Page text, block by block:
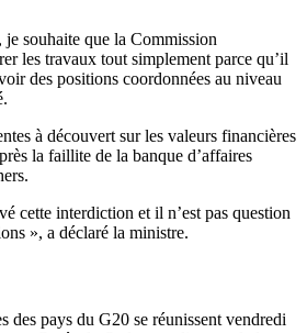
je souhaite que la Commission
les travaux tout simplement parce qu’il
des positions coordonnées au niveau
à découvert sur les valeurs financières
la faillite de la banque d’affaires
cette interdiction et il n’est pas question
», a déclaré la ministre.
des pays du G20 se réunissent vendredi